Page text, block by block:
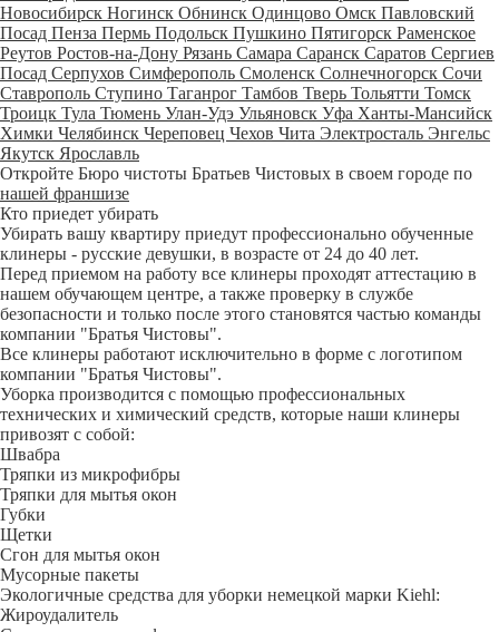
Новосибирск Ногинск Обнинск Одинцово Омск Павловский
Посад Пенза Пермь Подольск Пушкино Пятигорск Раменское
Реутов Ростов-на-Дону Рязань Самара Саранск Саратов Сергиев
Посад Серпухов Симферополь Смоленск Солнечногорск Сочи
Ставрополь Ступино Таганрог Тамбов Тверь Тольятти Томск
Троицк Тула Тюмень Улан-Удэ Ульяновск Уфа Ханты-Мансийск
Химки Челябинск Череповец Чехов Чита Электросталь Энгельс
Якутск Ярославль
Откройте Бюро чистоты Братьев Чистовых в своем городе по
нашей франшизе
Кто приедет убирать
Убирать вашу квартиру приедут профессионально обученные
клинеры - русские девушки, в возрасте от 24 до 40 лет.
Перед приемом на работу все клинеры проходят аттестацию в
нашем обучающем центре, а также проверку в службе
безопасности и только после этого становятся частью команды
компании "Братья Чистовы".
Все клинеры работают исключительно в форме с логотипом
компании "Братья Чистовы".
Уборка производится с помощью профессиональных
технических и химический средств, которые наши клинеры
привозят с собой:
Швабра
Тряпки из микрофибры
Тряпки для мытья окон
Губки
Щетки
Сгон для мытья окон
Мусорные пакеты
Экологичные средства для уборки немецкой марки Kiehl:
Жироудалитель